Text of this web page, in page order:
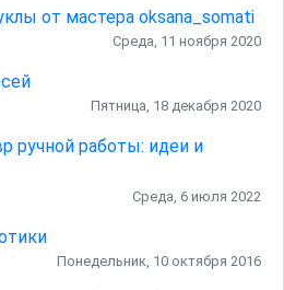
от мастера oksana_somati
Среда, 11 ноября 2020
Пятница, 18 декабря 2020
ручной работы: идеи и
Среда, 6 июля 2022
Понедельник, 10 октября 2016